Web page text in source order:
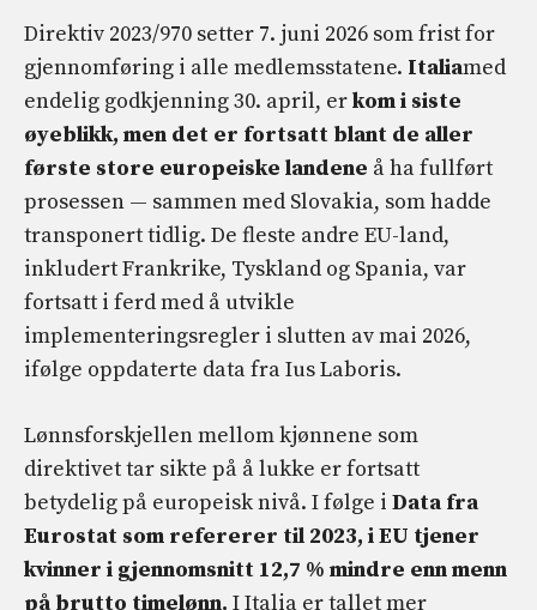
Direktiv 2023/970 setter 7. juni 2026 som frist for
gjennomføring i alle medlemsstatene. Italiamed
endelig godkjenning 30. april, erkom i siste
øyeblikk, men det er fortsatt blant de aller
første store europeiske landene å ha fullført
prosessen — sammen med Slovakia, som hadde
transponert tidlig. De fleste andre EU-land,
inkludert Frankrike, Tyskland og Spania, var
fortsatt i ferd med å utvikle
implementeringsregler i slutten av mai 2026,
ifølge oppdaterte data fra Ius Laboris.
Lønnsforskjellen mellom kjønnene som
direktivet tar sikte på å lukke er fortsatt
betydelig på europeisk nivå. I følge i Data fra
Eurostat som refererer til 2023, i EU tjener
kvinner i gjennomsnitt 12,7 % mindre enn menn
på brutto timelønn. I Italia er tallet mer